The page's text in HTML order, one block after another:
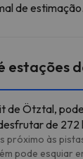
de estimação.
estações
de Ötztal,
de 272
próximo às
pode esquiar